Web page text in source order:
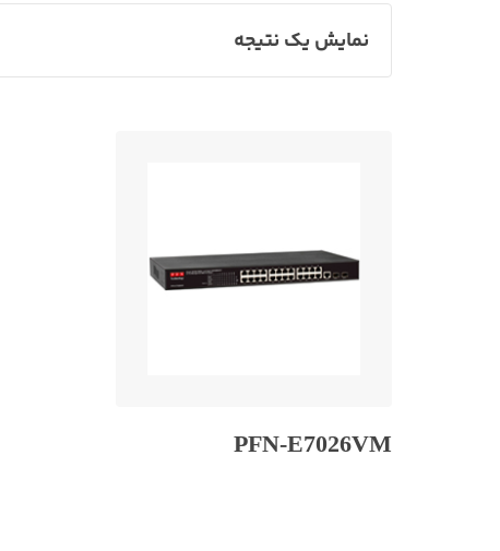
نمایش یک نتیجه
PFN-E7026VM